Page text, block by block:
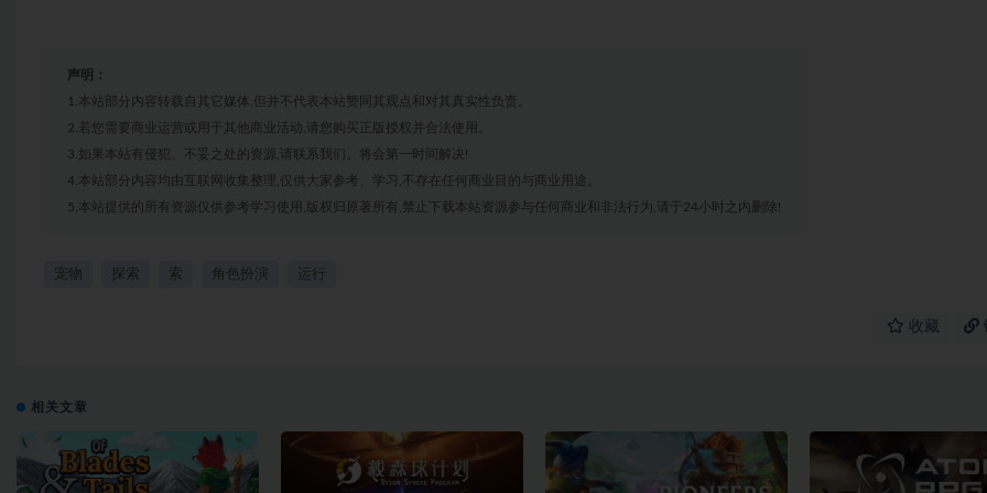
声明：
1.本站部分内容转载自其它媒体,但并不代表本站赞同其观点和对其真实性负责。
2.若您需要商业运营或用于其他商业活动,请您购买正版授权并合法使用。
3.如果本站有侵犯、不妥之处的资源,请联系我们。将会第一时间解决!
4.本站部分内容均由互联网收集整理,仅供大家参考、学习,不存在任何商业目的与商业用途。
5.本站提供的所有资源仅供参考学习使用,版权归原著所有,禁止下载本站资源参与任何商业和非法行为,请于24小时之内删除!
宠物 探索 索 角色扮演 运行
收藏
相关文章